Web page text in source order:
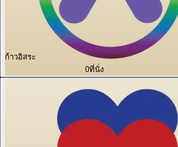
ก้าวอิสระ
0ที่นั่ง